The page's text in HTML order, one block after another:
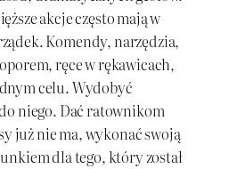
akcje często mają w
Komendy, narzędzia,
ręce w rękawicach,
celu. Wydobyć
niego. Dać ratownikom
już nie ma, wykonać swoją
dla tego, który został